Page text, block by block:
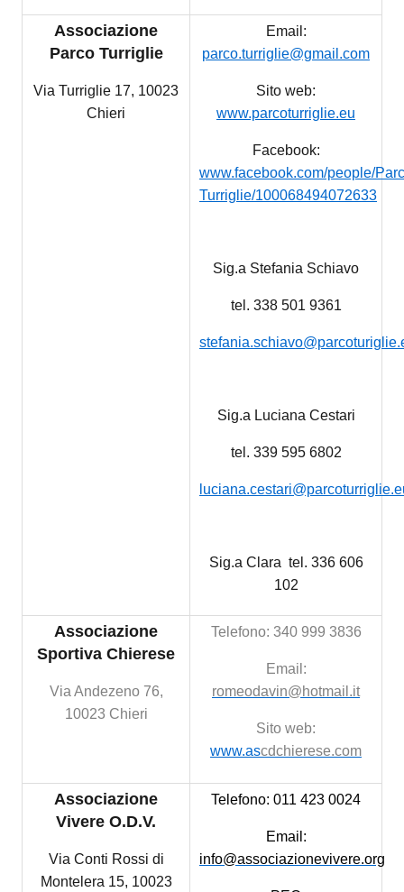
Associazione
Parco Turriglie
Via Turriglie 17, 10023
Chieri
Email:
parco.turriglie@gmail.com
Sito web:
www.parcoturriglie.eu
Facebook:
www.facebook.com/people/
Turriglie/100068494072633
Sig.a Stefania Schiavo
tel. 338 501 9361
Sig.a Luciana Cestari
tel. 339 595 6802
Sig.a Clara tel. 336 606
102
Associazione
Sportiva Chierese
Via Andezeno 76,
10023 Chieri
Telefono: 340 999 3836
Email:
romeodavin@hotmail.it
Sito web:
www.ascdchierese.com
Associazione
Vivere O.D.V.
Via Conti Rossi di
Montelera 15, 10023
Telefono: 011 423 0024
Email:
info@associazionevivere.org